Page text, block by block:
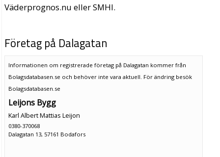
Väderprognos.nu eller SMHI.
Företag på Dalagatan
Informationen om registrerade företag på Dalagatan kommer från
Bolagsdatabasen.se och behöver inte vara aktuell. För ändring besök
Bolagsdatabasen.se
Leijons Bygg
Karl Albert Mattias Leijon
0380-370068
Dalagatan 13, 57161 Bodafors